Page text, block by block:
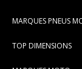
MARQUES PNEUS
TOP DIMENSIONS